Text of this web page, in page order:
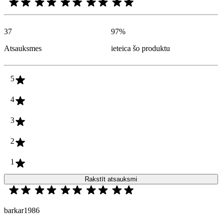
37
Atsauksmes
97%
ieteica šo produktu
5
4
3
2
1
Rakstīt atsauksmi
barkar1986